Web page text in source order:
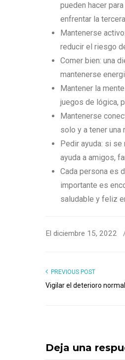
pueden hacer
enfrentar la
Mantenerse
reducir el riesgo
Comer bien: una
mantenerse
Mantener la
juegos de lógica,
Mantenerse
solo y a tener una
Pedir ayuda: si
ayuda a amigos,
Cada persona es
importante es
saludable y feliz
El diciembre 15, 2022
PREVIOUS POST
Vigilar el deterioro
Deja una